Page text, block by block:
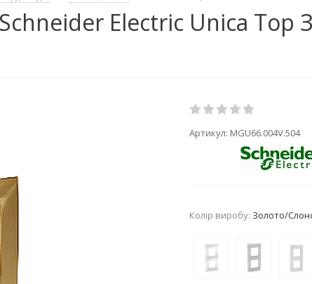
Electric Unica Top
Артикул: MGU66.004V.504
Колір виробу: Золото/